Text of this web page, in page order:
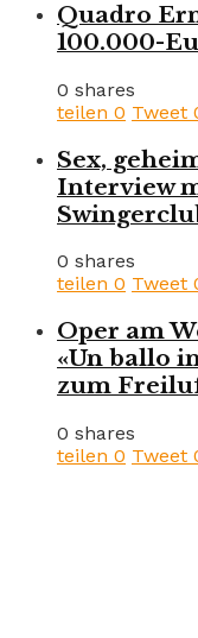
Quadro
100.000-
0 shares
teilen 0 Tweet
Sex,
Interview
0 shares
teilen 0 Tweet
Oper am
«Un ballo
zum
0 shares
teilen 0 Tweet